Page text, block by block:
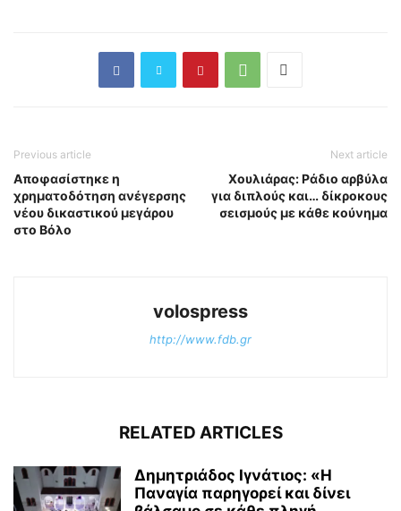
Previous article
Αποφασίστηκε η
χρηματοδότηση ανέγερσης
νέου δικαστικού μεγάρου
στο Βόλο
Next article
Χουλιάρας: Ράδιο αρβύλα
για διπλούς και… δίκροκους
σεισμούς με κάθε κούνημα
volospress
http://www.fdb.gr
RELATED ARTICLES
Δημητριάδος Ιγνάτιος: «Η
Παναγία παρηγορεί και δίνει